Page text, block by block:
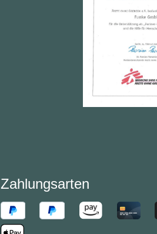
Zahlungsarten